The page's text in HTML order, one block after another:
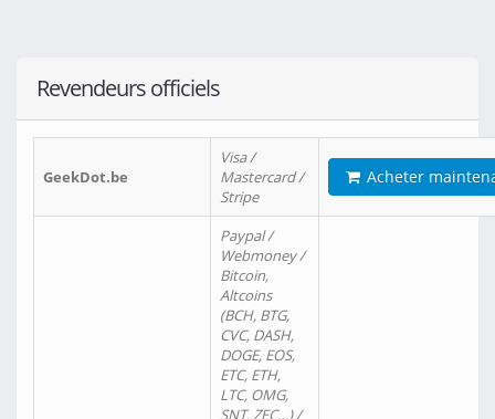
Revendeurs officiels
GeekDot.be
Visa /
Mastercard /
Stripe
Acheter
Paypal /
Webmoney /
Bitcoin,
Altcoins
(BCH, BTG,
CVC, DASH,
DOGE, EOS,
ETC, ETH,
LTC, OMG,
SNT, ZEC…) /